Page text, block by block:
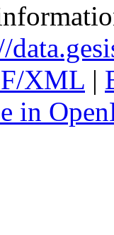
XML |
in